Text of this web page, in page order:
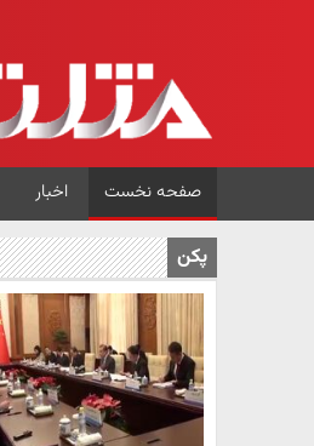
صفحه نخست اخبار
پکن